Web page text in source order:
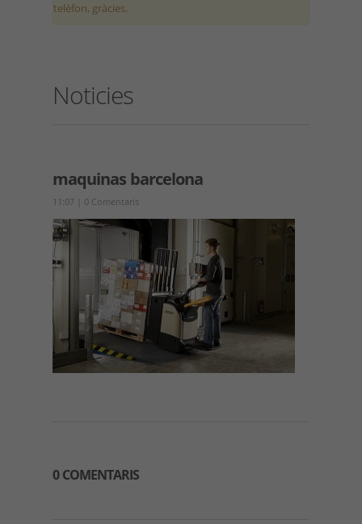
telèfon, gràcies.
Noticies
maquinas barcelona
11:07 0 Comentaris
0 COMENTARIS